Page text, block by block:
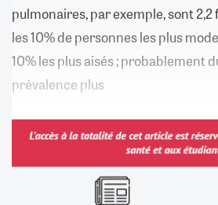
pulmonaires, par exemple, sont 2,2
les 10% de personnes les plus
10% les plus aisés ; probablement
prévalence plus